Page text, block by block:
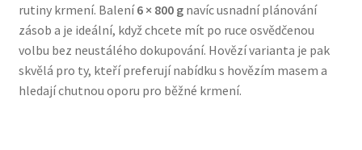
Pelíšky pro psy
Ortopedické pelíšky
Přepravky pro psy
rutiny krmení. Balení6 × 800 gnavíc usnadní plánování
zásob a je ideální, když chcete mít po ruce osvědčenou
volbu bez neustálého dokupování. Hovězí varianta je pak
skvělá pro ty, kteří preferují nabídku s hovězím masem a
hledají chutnou oporu pro běžné krmení.